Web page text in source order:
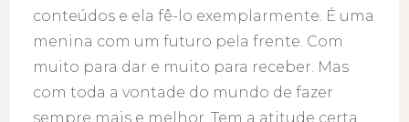
conteúdos e ela fê-lo exemplarmente. É uma
menina com um futuro pela frente. Com
muito para dar e muito para receber. Mas
com toda a vontade do mundo de fazer
sempre mais e melhor. Tem a atitude certa